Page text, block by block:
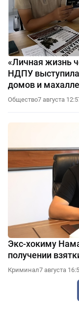
«Личная жизнь
НДПУ выступила
домов и
Общество7 августа
Экс-хокиму
получении
Криминал7 августа